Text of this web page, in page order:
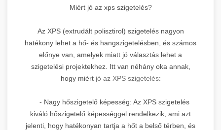
Miért jó az xps szigetelés?
Az XPS (extrudált polisztirol) szigetelés nagyon
hatékony lehet a hő- és hangszigetelésben, és számos
előnye van, amelyek miatt jó választás lehet a
szigetelési projektekhez. Itt van néhány oka annak,
hogy miért jó az XPS szigetelés:
- Nagy hőszigetelő képesség: Az XPS szigetelés
kiváló hőszigetelő képességgel rendelkezik, ami azt
jelenti, hogy hatékonyan tartja a hőt a belső térben, és